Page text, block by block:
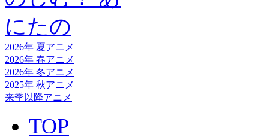
2026年 夏アニメ
2026年 春アニメ
2026年 冬アニメ
2025年 秋アニメ
来季以降アニメ
TOP